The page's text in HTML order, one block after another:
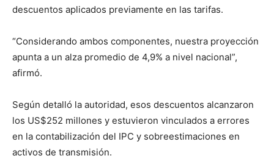
descuentos aplicados previamente en las tarifas.
“Considerando ambos componentes, nuestra proyección
apunta a un alza promedio de 4,9% a nivel nacional”,
afirmó.
Según detalló la autoridad, esos descuentos alcanzaron
los US$252 millones y estuvieron vinculados a errores
en la contabilización del IPC y sobreestimaciones en
activos de transmisión.